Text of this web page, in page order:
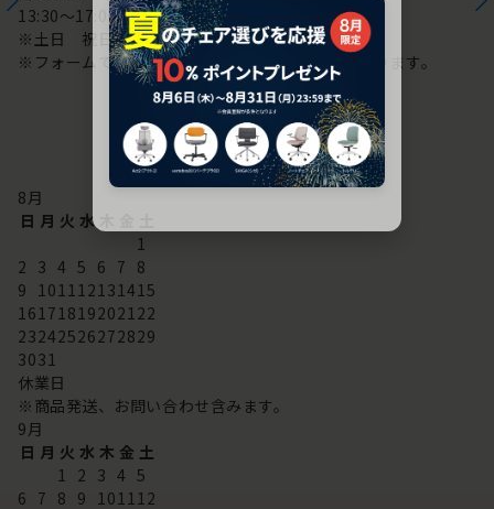
13:30～17:00
※土日 祝日は休み
※フォームでのお問い合わせは24時間対応しております。
配送・お問い合わせ営業日
8月
日 月 火 水
1
2 3 4 5 6 7 8
9 101112131415
16171819202122
23242526272829
3031
休業日
※商品発送、お問い合わせ含みます。
9月
日 月 火 水 木 金 土
1 2 3 4 5
6 7 8 9 101112